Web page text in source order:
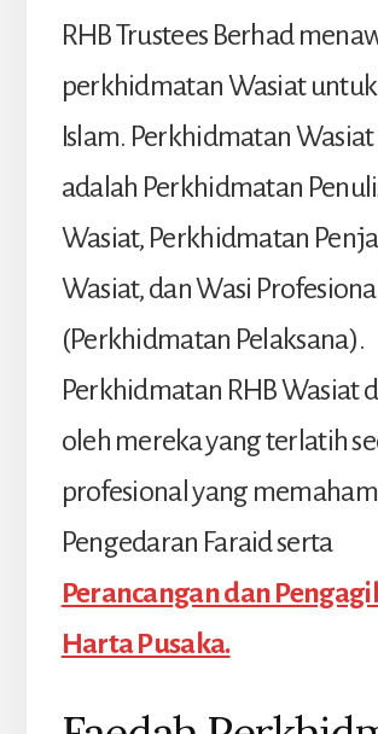
RHB Trustees Berhad
perkhidmatan Wasiat
Islam. Perkhidmatan Wasiat
adalah Perkhidmatan
Wasiat, Perkhidmatan
Wasiat, dan Wasi Profesional
(Perkhidmatan Pelaksana).
Perkhidmatan RHB Wasiat
oleh mereka yang terlatih
profesional yang
Pengedaran Faraid serta
Perancangan dan
Harta Pusaka.